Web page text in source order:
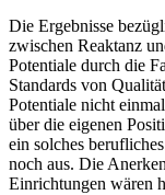
Die Ergebnisse
zwischen Reaktanz
Potentiale durch die
Standards von
Potentiale nicht
über die eigenen
ein solches
noch aus. Die
Einrichtungen wären